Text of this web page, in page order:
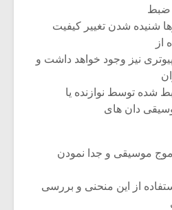
ضبط
شنیده شدن تغییر کیفیت
از
نیز وجود خواهد داشت و
شده توسط نوازنده یا
دان های
موج موسیقی و جدا نمودن
از این منحنی و بررسی